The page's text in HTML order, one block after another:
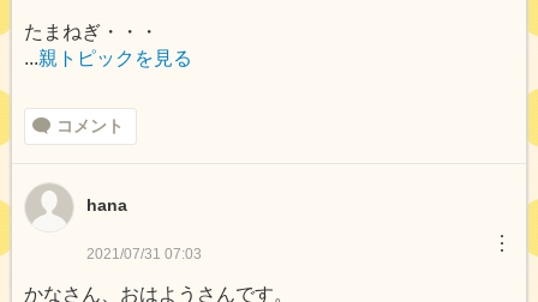
たまねぎ・・・
...親トピックを見る
コメント
hana
2021/07/31 07:03 ︙
かなさん、おはようさんです。